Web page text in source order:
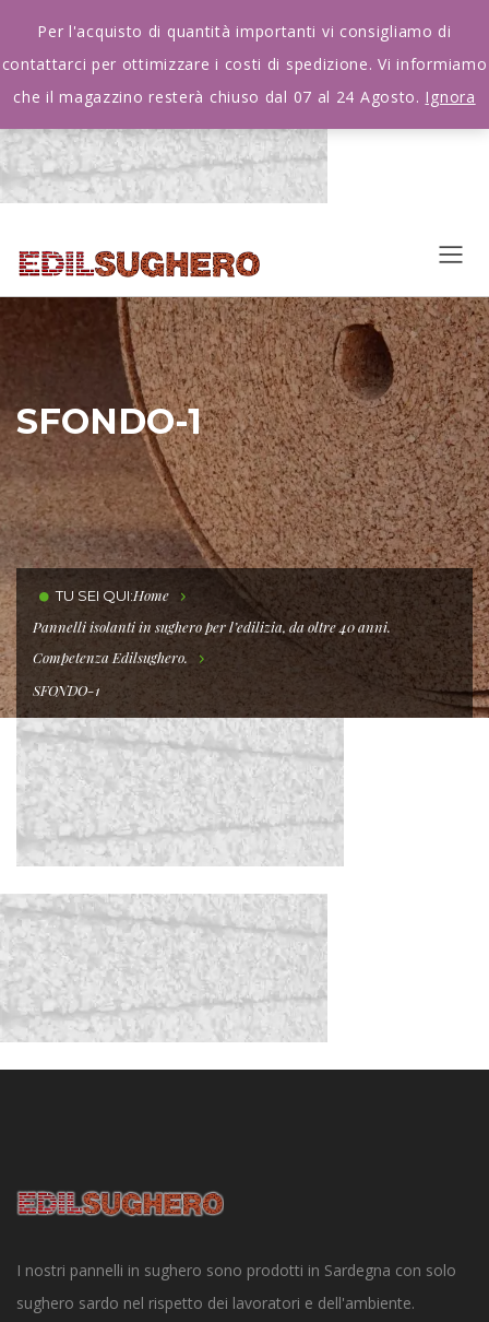
SFONDO-1
TU SEI QUI:Home
Pannelli isolanti in sughero per l’edilizia, da oltre 40 anni.
Competenza Edilsughero.
SFONDO-1
I nostri pannelli in sughero sono prodotti in Sardegna con solo
sughero sardo nel rispetto dei lavoratori e dell'ambiente.
Per l'acquisto di quantità importanti vi consigliamo di
contattarci per ottimizzare i costi di spedizione. Vi informiamo
che il magazzino resterà chiuso dal 07 al 24 Agosto. Ignora